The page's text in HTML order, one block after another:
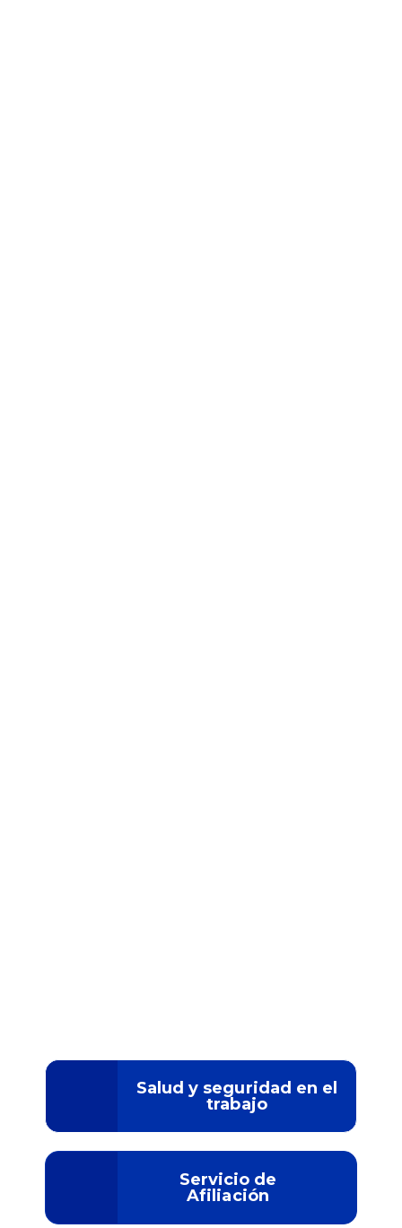
Salud y seguridad en el
trabajo
Servicio de
Afiliación